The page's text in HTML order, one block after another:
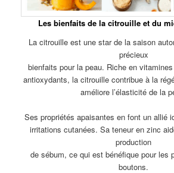
Les bienfaits de la citrouille et du
La citrouille est une star de la saison
précieux
bienfaits pour la peau. Riche en
antioxydants, la citrouille contribue à la
améliore l’élasticité de la
Ses propriétés apaisantes en font un allié
irritations cutanées. Sa teneur en zinc
production
de sébum, ce qui est bénéfique pour les
boutons.